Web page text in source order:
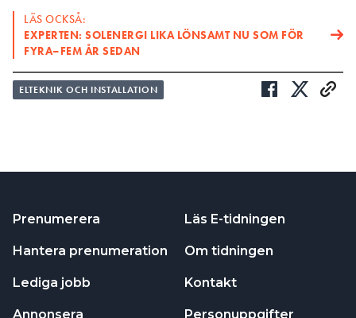
LÄS OCKSÅ:
EXPERTEN: SOLENERGI LIKA LÖNSAMT NU SOM FÖR
FYRA–FEM ÅR SEDAN
ELTEKNIK OCH INSTALLATION
Prenumerera
Hantera prenumeration
Lediga jobb
Annonsera
Läs E-tidningen
Om tidningen
Kontakt
Personuppgifter